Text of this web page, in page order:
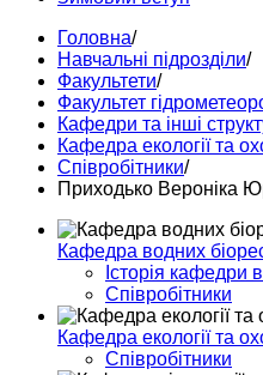
Головна/
Навчальні підрозділи/
Факультети/
Факультет
Кафедри та інші
Кафедра екології та
Співробітники/
Приходько Вероніка
Кафедра водних
Історія кафедри
Співробітники
Кафедра екології та
Співробітники